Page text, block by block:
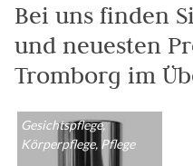
Bei uns finden
und neuesten
Tromborg im
Gesichtspflege,
Körperpflege, Pflege